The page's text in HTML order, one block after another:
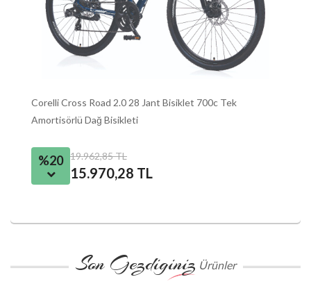
Corelli Cross Road 2.0 28 Jant Bisiklet 700c Tek
Amortisörlü Dağ Bisikleti
%20 19.962,85 TL
15.970,28 TL
Son Gezdiginiz Ürünler